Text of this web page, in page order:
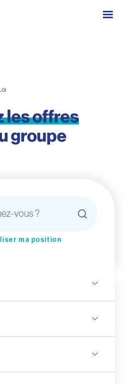
lesoffres
groupe
ma position